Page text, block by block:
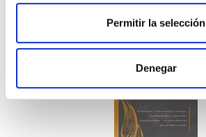
Permitir la selección
Denegar
14,24€
Sin stock